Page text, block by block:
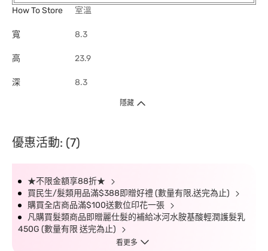
How To Store
室溫
寬 8.3
高 23.9
深 8.3
隱藏
優惠活動: (7)
★不限金額享88折★
買民生/髮類用品滿$388即贈好禮 (數量有限,送完為止)
購買全店商品滿$100送數位印花一張
凡購買髮類商品即贈麗仕髮的補給冰河水胺基酸輕潤護髮乳
450G (數量有限 送完為止)
看更多